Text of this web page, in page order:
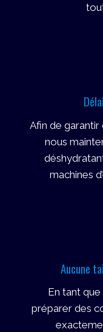
Afin de garantir
nous
machines
Aucune
En tant
préparer des